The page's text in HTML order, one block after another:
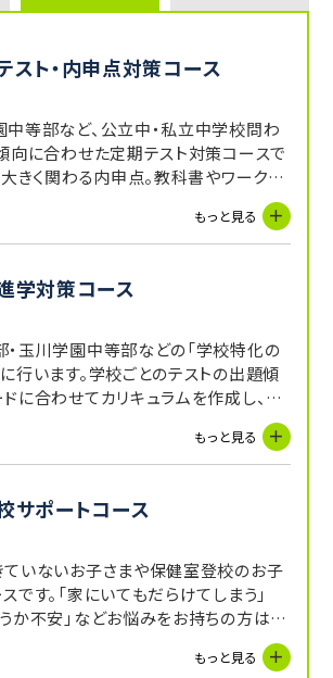
スト・内申点対策コース
等部など、公立中・私立中学校問わ
向に合わせた定期テスト対策コースで
きく関わる内申点。教科書やワークを
科の定期テストを対策し、内申点をUP
受講していない教科に関しても、講師か
ペースを活用することで補完できま
もっと見る
学対策コース
玉川学園中等部などの「学校特化の
行います。学校ごとのテストの出題傾
に合わせてカリキュラムを作成し、内
もっと見る
サポートコース
いないお子さまや保健室登校のお子
です。「家にいてもだらけてしまう」
か不安」などお悩みをお持ちの方はぜ
ください。お子さまの状況に合わせたカ
験や学校復帰に向けたサポートが可能
もっと見る